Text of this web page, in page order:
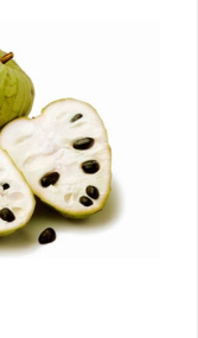
ухода за кожей
морщин,
желез, придает